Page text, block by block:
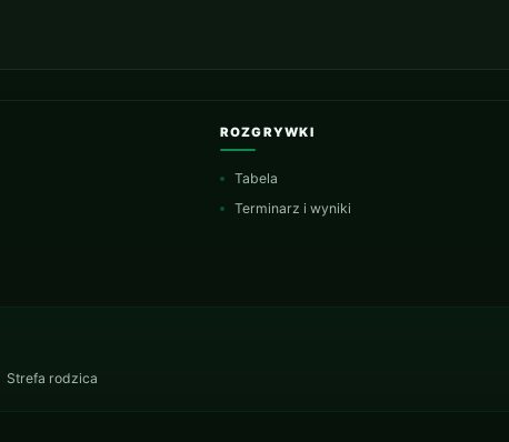
ROZGRYWKI
Tabela
Terminarz i wyniki
Strefa rodzica